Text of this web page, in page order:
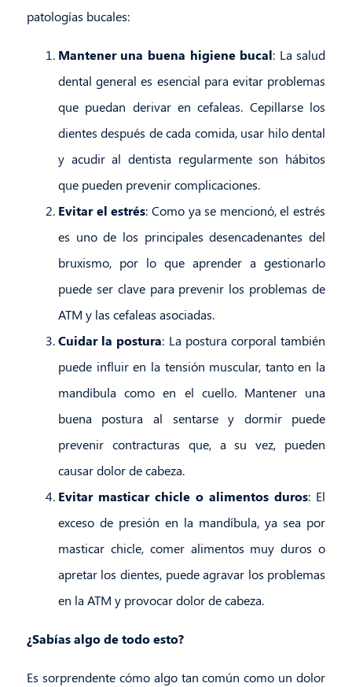
patologías bucales:
Mantener una buena higiene bucal: La salud
dental general es esencial para evitar problemas
que puedan derivar en cefaleas. Cepillarse los
dientes después de cada comida, usar hilo dental
y acudir al dentista regularmente son hábitos
que pueden prevenir complicaciones.
Evitar el estrés: Como ya se mencionó, el estrés
es uno de los principales desencadenantes del
bruxismo, por lo que aprender a gestionarlo
puede ser clave para prevenir los problemas de
ATM y las cefaleas asociadas.
Cuidar la postura: La postura corporal también
puede influir en la tensión muscular, tanto en la
mandíbula como en el cuello. Mantener una
buena postura al sentarse y dormir puede
prevenir contracturas que, a su vez, pueden
causar dolor de cabeza.
Evitar masticar chicle o alimentos duros: El
exceso de presión en la mandíbula, ya sea por
masticar chicle, comer alimentos muy duros o
apretar los dientes, puede agravar los problemas
en la ATM y provocar dolor de cabeza.
¿Sabías algo de todo esto?
Es sorprendente cómo algo tan común como un dolor